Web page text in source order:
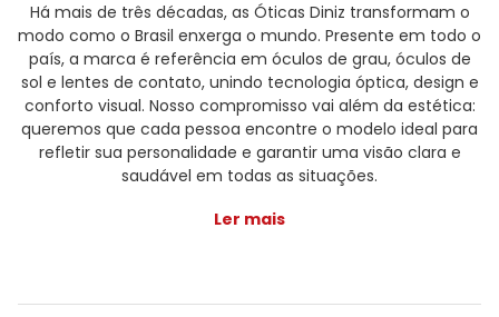
Há mais de três décadas, as Óticas Diniz transformam o
modo como o Brasil enxerga o mundo. Presente em todo o
país, a marca é referência em óculos de grau, óculos de
sol e lentes de contato, unindo tecnologia óptica, design e
conforto visual. Nosso compromisso vai além da estética:
queremos que cada pessoa encontre o modelo ideal para
refletir sua personalidade e garantir uma visão clara e
saudável em todas as situações.
Ler mais